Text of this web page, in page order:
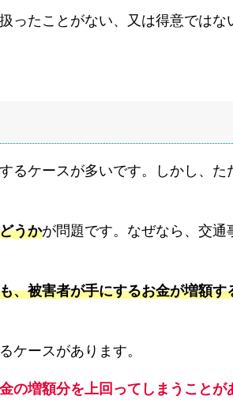
ったことがない、又は得意では
るケースが多いです。しかし、た
うかが問題です。なぜなら、交通
、被害者が手にするお金が増額す
ケースがあります。
の増額分を上回ってしまうことが